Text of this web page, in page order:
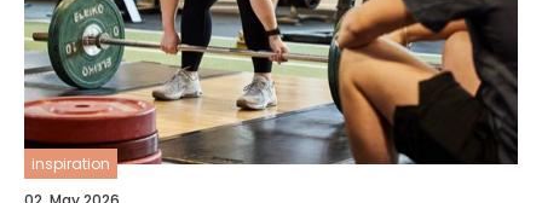
inspiration